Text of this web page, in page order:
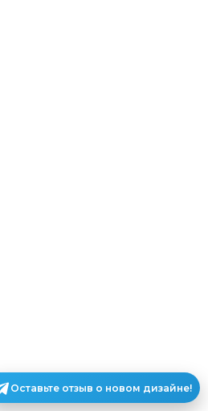
Оставьте отзыв о новом дизайне!